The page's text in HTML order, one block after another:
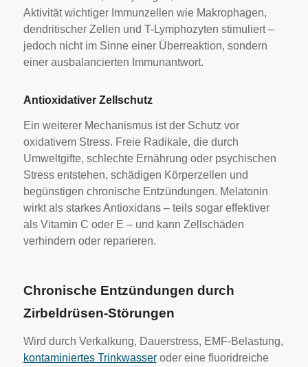
Aktivität wichtiger Immunzellen wie Makrophagen,
dendritischer Zellen und T-Lymphozyten stimuliert –
jedoch nicht im Sinne einer Überreaktion, sondern
einer ausbalancierten Immunantwort.
Antioxidativer Zellschutz
Ein weiterer Mechanismus ist der Schutz vor
oxidativem Stress. Freie Radikale, die durch
Umweltgifte, schlechte Ernährung oder psychischen
Stress entstehen, schädigen Körperzellen und
begünstigen chronische Entzündungen. Melatonin
wirkt als starkes Antioxidans – teils sogar effektiver
als Vitamin C oder E – und kann Zellschäden
verhindern oder reparieren.
Chronische Entzündungen durch
Zirbeldrüsen-Störungen
Wird durch Verkalkung, Dauerstress, EMF-Belastung,
kontaminiertes Trinkwasseroder eine fluoridreiche